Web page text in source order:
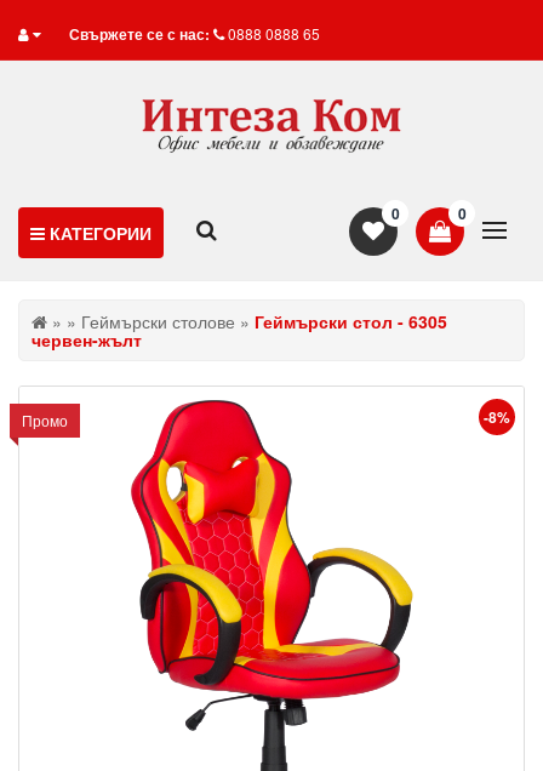
Свържете се с нас: 0888 0888 65
КАТЕГОРИИ
0
0
» » Геймърски столове » Геймърски стол - 6305
червен-жълт
Промо -8%